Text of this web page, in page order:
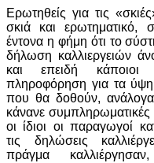
Ερωτηθείς για τις
σκιά και ερωτηματικό,
έντονα η φήμη ότι το
δήλωση καλλιεργειών
και επειδή κάποιοι
πληροφόρηση για τα
που θα δοθούν, ανάλογα
κάνανε
οι ίδιοι οι παραγωγοί
τις δηλώσεις
πράγμα